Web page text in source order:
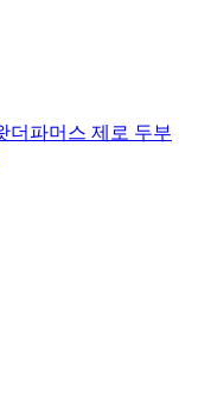
더파머스 제로 두부